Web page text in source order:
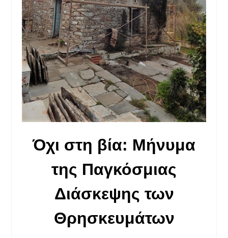
Όχι στη βία: Μήνυμα
της Παγκόσμιας
Διάσκεψης των
Θρησκευμάτων